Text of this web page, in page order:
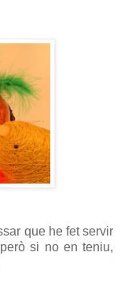
que he fet servir
si no en teniu,